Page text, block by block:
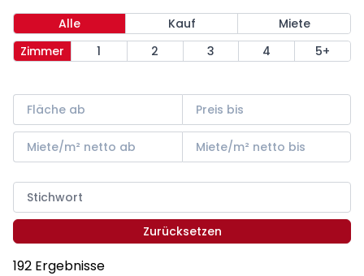
Alle Kauf
Miete
Zimmer
1 2 3 4 5+
Zurücksetzen
192 Ergebnisse